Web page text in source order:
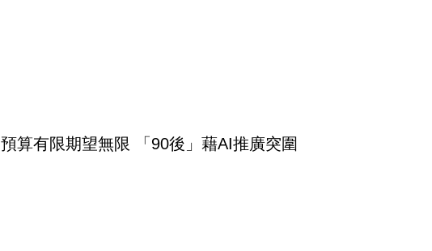
預算有限期望無限 「90後」藉AI推廣突圍